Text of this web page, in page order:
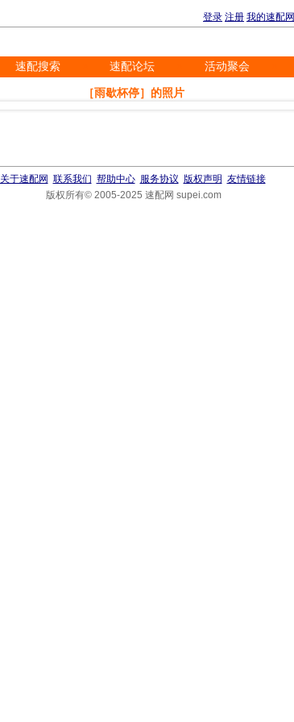
登录 注册 我的速配网
速配搜索 速配论坛 活动聚会
［雨歇杯停］的照片
关于速配网 联系我们 帮助中心 服务协议 版权声明 友情链接
版权所有© 2005-2025 速配网 supei.com